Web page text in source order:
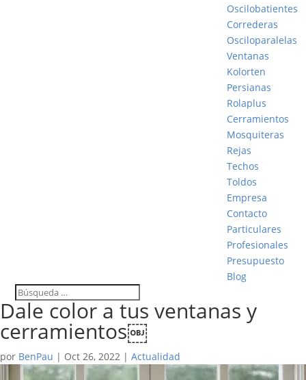
Oscilobatientes
Correderas
Osciloparalelas
Ventanas
Kolorten
Persianas
Rolaplus
Cerramientos
Mosquiteras
Rejas
Techos
Toldos
Empresa
Contacto
Particulares
Profesionales
Presupuesto
Blog
Dale color a tus ventanas y
cerramientos￼
por BenPau | Oct 26, 2022 | Actualidad